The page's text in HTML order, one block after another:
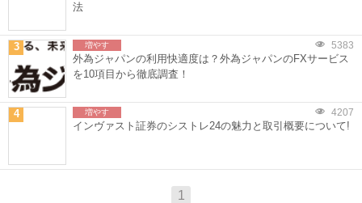
法
3 増やす 5383
外為ジャパンの利用快適度は？外為ジャパンのFXサービス
を10項目から徹底調査！
4 増やす 4207
インヴァスト証券のシストレ24の魅力と取引概要について!
1